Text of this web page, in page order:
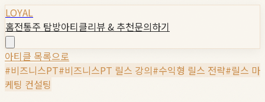
LOYAL
홈전통주 탐방아티클리뷰 & 추천문의하기
아티클 목록으로
#비즈니스PT#비즈니스PT 릴스 강의#수익형 릴스 전략#릴스 마
케팅 컨설팅